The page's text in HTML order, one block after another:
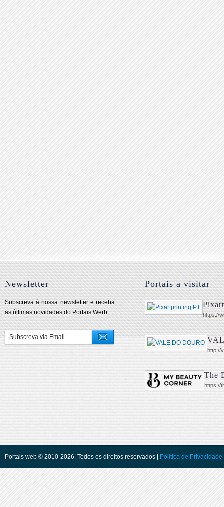
Newsletter
Subscreva à nossa newsletter e receba
as últimas novidades do Portais Werb.
Portais a visitar
https://
http://
The
https://
Portais web © 2010-2026. Todos os direitos reservados | Política de Privacidade